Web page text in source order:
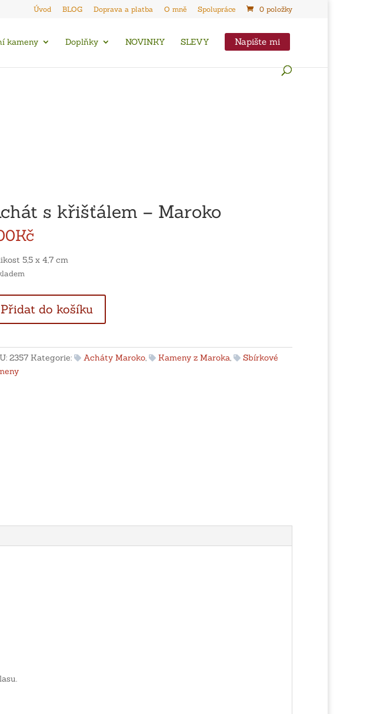
Úvod BLOG Doprava a platba O mně Spolupráce 0 položky
kameny Doplňky NOVINKY SLEVY Napište mi
s křišťálem – Maroko
Kč
5,5 x 4,7 cm
Přidat do košíku
2357 Kategorie: Acháty Maroko, Kameny z Maroka,
Sbírkové